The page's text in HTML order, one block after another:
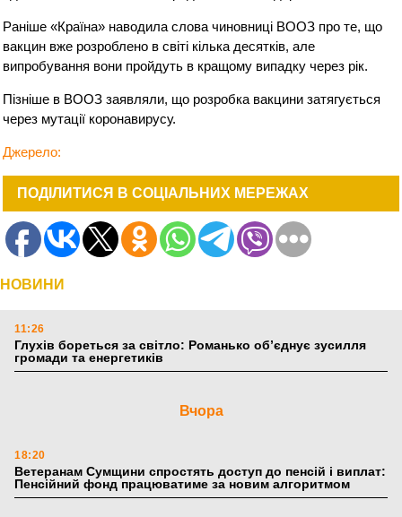
Раніше «Країна» наводила слова чиновниці ВООЗ про те, що
вакцин вже розроблено в світі кілька десятків, але
випробування вони пройдуть в кращому випадку через рік.
Пізніше в ВООЗ заявляли, що розробка вакцини затягується
через мутації коронавирусу.
Джерело:
ПОДІЛИТИСЯ В СОЦІАЛЬНИХ МЕРЕЖАХ
НОВИНИ
11:26
Глухів бореться за світло: Романько об’єднує зусилля
громади та енергетиків
Вчора
18:20
Ветеранам Сумщини спростять доступ до пенсій і виплат:
Пенсійний фонд працюватиме за новим алгоритмом